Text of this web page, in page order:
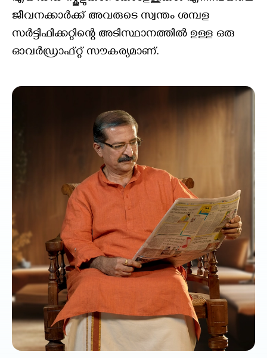
ജീവനക്കാർക്ക് അവരുടെ സ്വന്തം ശമ്പള
സർട്ടിഫിക്കറ്റിന്റെ അടിസ്ഥാനത്തിൽ ഉള്ള ഒരു
ഓവർഡ്രാഫ്റ്റ് സൗകര്യമാണ്.